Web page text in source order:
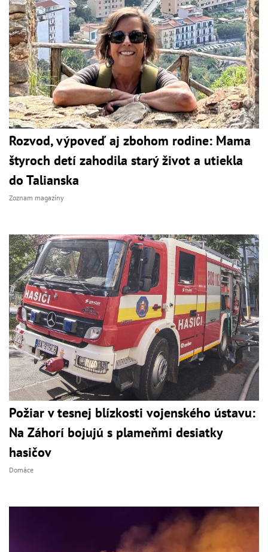
Rozvod, výpoveď aj zbohom rodine: Mama
štyroch detí zahodila starý život a utiekla
do Talianska
Zoznam magazíny
Požiar v tesnej blízkosti vojenského ústavu:
Na Záhorí bojujú s plameňmi desiatky
hasičov
Domáce